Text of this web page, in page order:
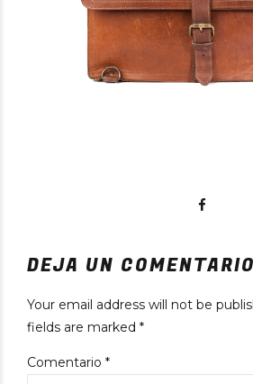
DEJA UN COMENTARIO
Your email address will not be
fields are marked *
Comentario *